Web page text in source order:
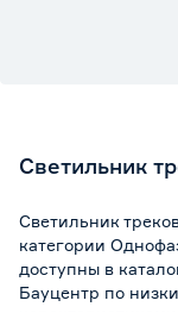
Светильник
Светильник
категории
доступны в
Бауцентр по